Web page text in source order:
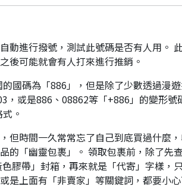
動進行撥號，測試此號碼是否有人用。
後可能就會有人打來進行推銷。
國碼為「886」，但是除了少數透過漫
，或是886、08862等「+886」的變形
。
但時間一久常常忘了自己到底買過什麼
的「幽靈包裹」。 領取包裹前，除了
膠帶」封箱，再來就是「代寄」字樣，
是上面有「非賣家」等關鍵詞，都要小